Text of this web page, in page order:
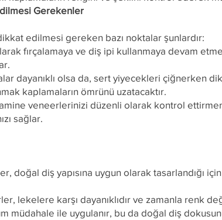
Gerekenler
edilmesi gereken bazı noktalar şunlardır:
fırçalamaya ve diş ipi kullanmaya devam
dayanıklı olsa da, sert yiyecekleri çiğnerken
kaplamaların ömrünü uzatacaktır.
veneerlerinizi düzenli olarak kontrol
sağlar.
doğal diş yapısına uygun olarak tasarlandığı
lekelere karşı dayanıklıdır ve zamanla renk
müdahale ile uygulanır, bu da doğal diş